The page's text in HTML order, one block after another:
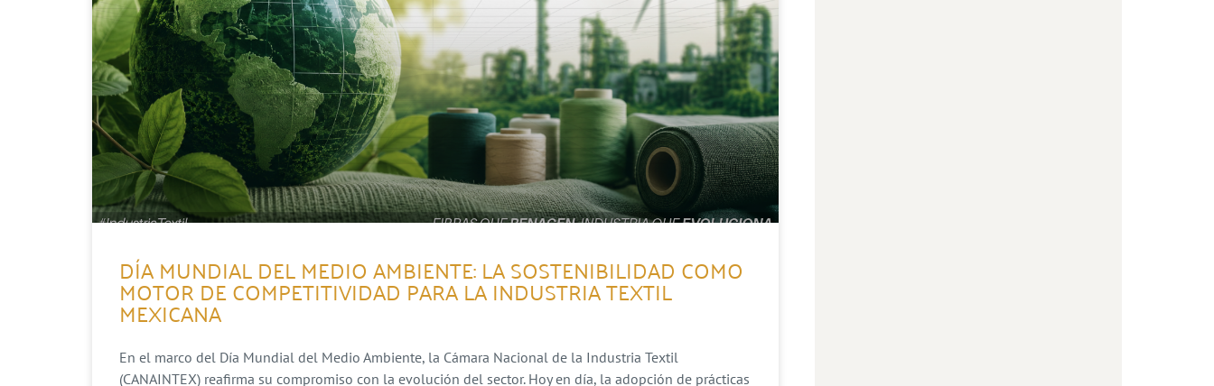
DÍA MUNDIAL DEL MEDIO AMBIENTE: LA SOSTENIBILIDAD COMO
MOTOR DE COMPETITIVIDAD PARA LA INDUSTRIA TEXTIL
MEXICANA
En el marco del Día Mundial del Medio Ambiente, la Cámara Nacional de la Industria Textil
(CANAINTEX) reafirma su compromiso con la evolución del sector. Hoy en día, la adopción de prácticas